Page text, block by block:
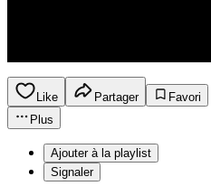
Like Partager
Favori
Plus
Ajouter à la playlist
Signaler